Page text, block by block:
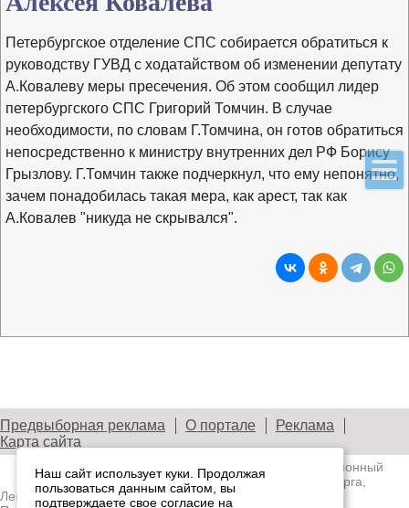
Петербургское отделение СПС собирается обратиться к
руководству ГУВД с ходатайством об изменении депутату
А.Ковалеву меры пресечения. Об этом сообщил лидер
петербургского СПС Григорий Томчин. В случае
необходимости, по словам Г.Томчина, он готов обратиться
непосредственно к министру внутренних дел РФ Борису
Грызлову. Г.Томчин также подчеркнул, что ему непонятно,
зачем понадобилась такая мера, как арест, так как
А.Ковалев "никуда не скрывался".
Предвыборная реклама О портале
Реклама
Карта сайта
Лениздат.Ру
— информационный
портал медиасообщества Санкт-Петербурга,
Ленобласти и Северо-Западного региона.
Наш сайт использует куки. Продолжая
пользоваться данным сайтом, вы
подтверждаете свое согласие на